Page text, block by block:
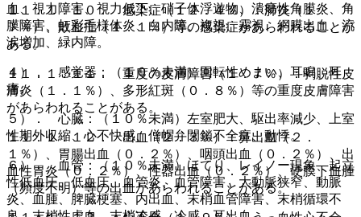
血、視力障害、視力低下、硝子体浮遊物、潰瘍性角膜炎、角
膜障害、虹彩毛様体炎、白内障、複視、霧視、網膜出血、流
涙増加、緑内障。
４）． 感覚器：（１０％未満）回転性めまい、耳鳴、耳
痛。
５）． 心臓：（１０％未満）左室肥大、駆出率減少、上室
性期外収縮、心不快感、僧帽弁閉鎖不全症、動悸。
６）． 血管：（１０％未満）ほてり、レイノー現象、起立
性低血圧、低血圧、血管炎、血管障害、大動脈狭窄、動脈
炎、血腫、脾臓梗塞、内出血、末梢血管障害、末梢循環不
１１．１．１０． 感染症（１２．４％）：肺炎（１．
７％）、敗血症（１．１％）等の感染症があらわれることが
ある。
１１．１．１１． 重度の皮膚障害（１．７％）：剥脱性皮
膚炎（１．１％）、多形紅斑（０．８％）等の重度皮膚障害
があらわれることがある。
１１．１．１２． 出血（２．３％）：鼻出血（２．
１％）、胃腸出血（０．２％）、咽頭出血（０．２％）、出
血性胃炎（０．２％）、性器出血（０．２％）、硬膜下血腫
（頻度不明）等の出血があらわれることがある。